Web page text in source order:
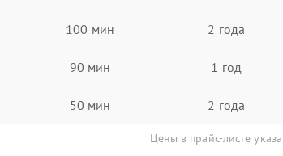
100 мин 2 года
90 мин 1 год
50 мин 2 года
Цены в прайс-листе